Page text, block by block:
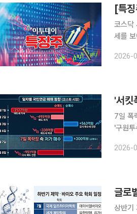
코스닥
세를 보이고 있다. 14일 한국거래소에
2026-
'서킷
7일 폭락장
'구원투수
분류상
2026-
글로
상반기